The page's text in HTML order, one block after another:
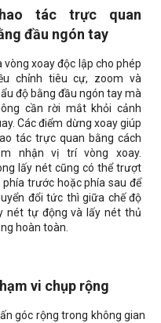
tác trực quan
đầu ngón tay
vòng xoay độc lập cho phép
chỉnh tiêu cự, zoom và
độ bằng đầu ngón tay mà
cần rời mắt khỏi cảnh
Các điểm dừng xoay giúp
tác trực quan bằng cách
nhận vị trí vòng xoay.
lấy nét cũng có thể trượt
phía trước hoặc phía sau để
đổi tức thì giữa chế độ
nét tự động và lấy nét thủ
hoàn toàn.
vi chụp rộng
góc rộng trong không gian